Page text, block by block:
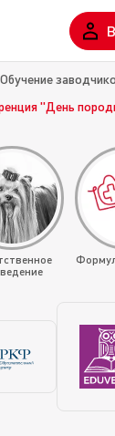
Обучение
"День